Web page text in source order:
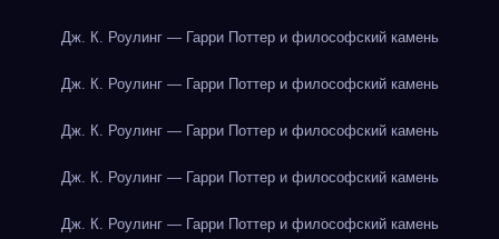
Дж. К. Роулинг — Гарри Поттер и философский камень
Дж. К. Роулинг — Гарри Поттер и философский камень
Дж. К. Роулинг — Гарри Поттер и философский камень
Дж. К. Роулинг — Гарри Поттер и философский камень
Дж. К. Роулинг — Гарри Поттер и философский камень